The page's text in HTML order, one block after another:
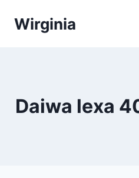
sisältöön
Wirginia
Daiwa lexa